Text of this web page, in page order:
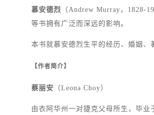
慕安德烈
（Andrew Murray，1828-
等书拥有广泛而深远的影响。
本书就慕安德烈生平的经历、婚姻、
【作者简介】
蔡丽安 （Leona Choy）
由衣阿华州一对捷克父母所生，毕